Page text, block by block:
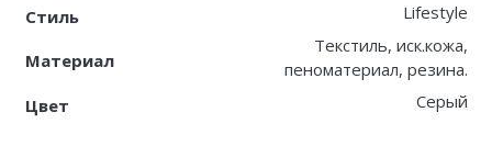
Стиль
Lifestyle
Материал
Текстиль, иск.кожа,
пеноматериал, резина.
Цвет
Серый